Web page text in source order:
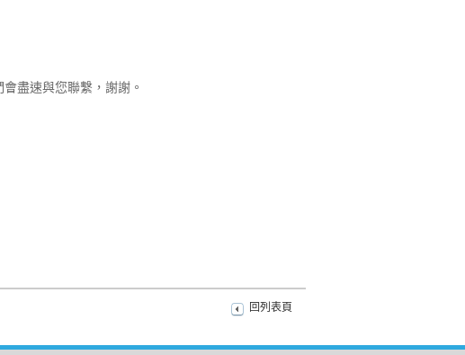
盡速與您聯繫，謝謝。
回列表頁